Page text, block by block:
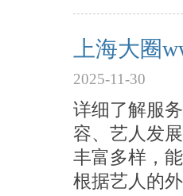
上海大圈
2025-11-30
详细了解服
容、艺人发
丰富多样，
根据艺人的